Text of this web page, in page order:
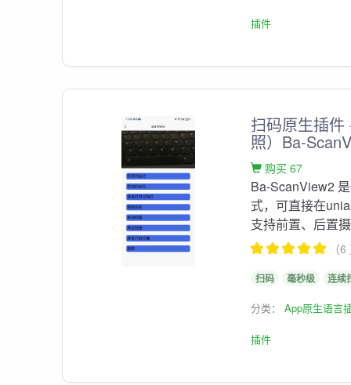
插件
扫码原生插
照）Ba-
购买 67
Ba-ScanView2
式，可直接在
支持前置、后置
（
扫码 毫秒级 连续
分类：App原生语言
插件